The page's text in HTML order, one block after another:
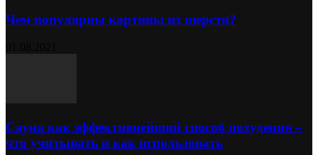
Чем популярны картины из шерсти?
Сауна как эффективнейший способ похудения –
что учитывать и как использовать